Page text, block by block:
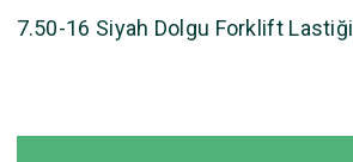
7.50-16 Siyah Dolgu Forklift Lastiği